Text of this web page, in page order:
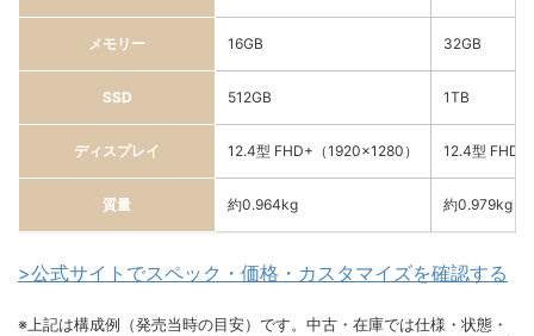
メモリー 16GB 32GB
SSD 512GB 1TB
ディスプレイ 12.4型 FHD+（1920×1280） 12.4型
質量 約0.964kg 約0.979kg
>公式サイトでスペック・価格・カスタマイズを確認する
※上記は構成例（発売当時の目安）です。中古・在庫では仕様・状態・